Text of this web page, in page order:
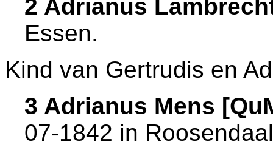
2 Adrianus
Essen.
Kind van Gertrudis en
3 Adrianus Mens
07-1842 in